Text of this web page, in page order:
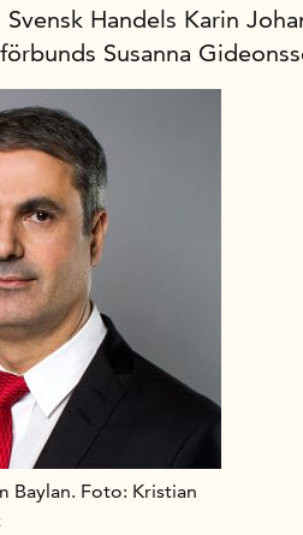
Handels Karin
Susanna
Baylan. Foto: Kristian